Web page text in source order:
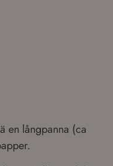
en långpanna (ca